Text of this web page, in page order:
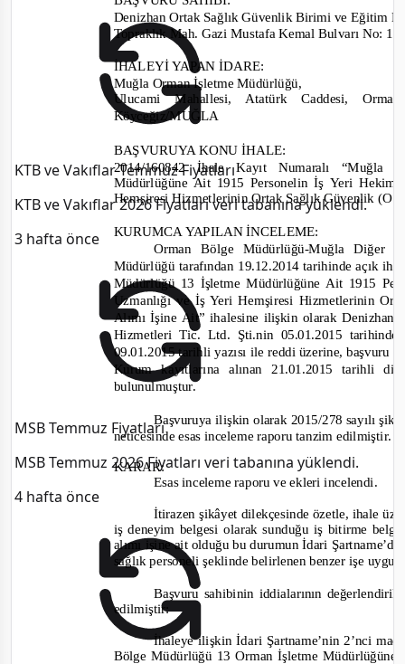
KTB ve Vakıflar Temmuz Fiyatları
KTB ve Vakıflar 2026 Fiyatları veri tabanına yüklendi.
3 hafta önce
MSB Temmuz Fiyatları
MSB Temmuz 2026 Fiyatları veri tabanına yüklendi.
4 hafta önce
Denizhan Ortak Sağlık Güvenlik Birimi ve Eğitim
Topraklık Mah. Gazi Mustafa Kemal Bulvarı No:
İHALEYİ YAPAN İDARE:
Muğla Orman İşletme Müdürlüğü,
Ulucami Mahallesi, Atatürk Caddesi,
Köyceğiz/MUĞLA
BAŞVURUYA KONU İHALE:
2014/160842İhale Kayıt Numaralı
Müdürlüğüne Ait 1915 Personelin İş Yeri
Hemşiresi Hizmetlerinin Ortak Sağlık Güvenlik (O
KURUMCA YAPILAN İNCELEME:
Orman Bölge Müdürlüğü-Muğla Diğer
Müdürlüğü tarafından 19.12.2014 tarihindeaçık
Müdürlüğü 13 İşletme Müdürlüğüne Ait 1915
Uzmanlığıve İş Yeri Hemşiresi Hizmetlerinin
Alımı İşine Ait”ihalesine ilişkin olarak Denizhan
Hizmetleri Tic. Ltd. Şti.nin 05.01.2015 tarihinde
09.01.2015 tarihli yazısı ile reddi üzerine, başvuru
Kurum kayıtlarına alınan 21.01.2015 tarihli
bulunulmuştur.
Başvuruya ilişkin olarak 2015/278 sayılı
neticesinde esas inceleme raporu tanzim edilmiştir.
KARAR:
Esas inceleme raporu ve ekleri incelendi.
İtirazen şikâyet dilekçesinde özetle, ihale
iş deneyim belgesi olarak sunduğu iş bitirme
alımı işine ait olduğu bu durumun İdari
sağlık personeli şeklinde belirlenen benzer işe uygun
Başvuru sahibinin iddialarının
edilmiştir:
İhaleye ilişkin İdari Şartname’nin 2’nci
Bölge Müdürlüğü 13 Orman İşletme